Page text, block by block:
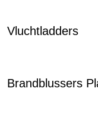
Vluchtladders
Brandblussers